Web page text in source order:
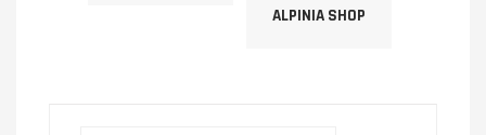
ALPINIA SHOP